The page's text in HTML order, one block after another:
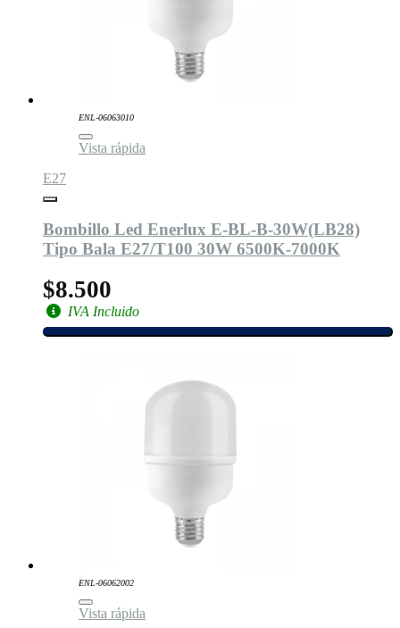
ENL-06063010
Vista rápida
E27
Bombillo Led Enerlux E-BL-B-30W(LB28)
Tipo Bala E27/T100 30W 6500K-7000K
$8.500
IVA Incluido
ENL-06062002
Vista rápida